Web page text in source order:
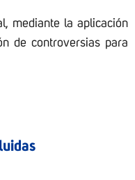
mediante la aplicación
de controversias para